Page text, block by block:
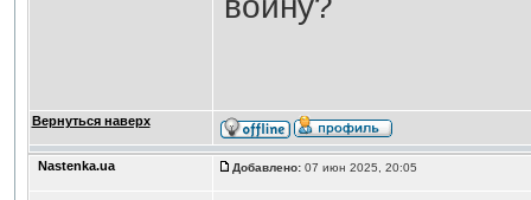
Вернуться наверх
Nastenka.ua Добавлено:07 июн 2025, 20:05